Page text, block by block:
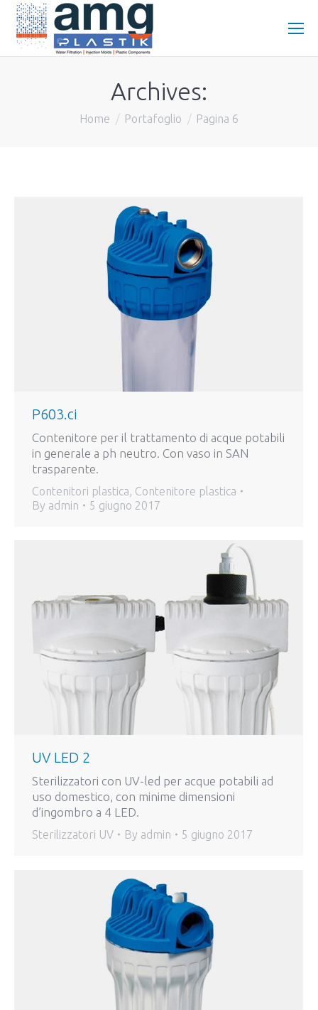
Archives:
You are here:Home Portafoglio Pagina 6
P603.ci
Contenitore per il trattamento di acque potabili
in generale a ph neutro. Con vaso in SAN
trasparente.
Contenitori plastica, Contenitore plastica
By admin 5 giugno 2017
UV LED 2
Sterilizzatori con UV-led per acque potabili ad
uso domestico, con minime dimensioni
d’ingombro a 4 LED.
Sterilizzatori UV By admin 5 giugno 2017